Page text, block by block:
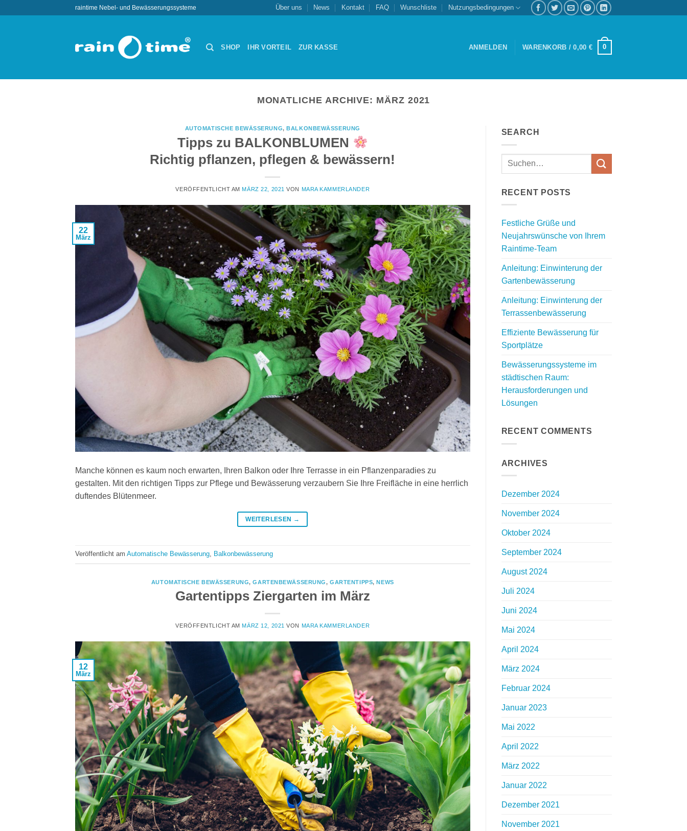
raintime Nebel- und Bewässerungssysteme Über uns News Kontakt FAQ Wunschliste Nutzungsbedingungen
SHOP IHR VORTEIL ZUR KASSE ANMELDEN WARENKORB /0,00 € 0
MONATLICHE ARCHIVE: MÄRZ 2021
AUTOMATISCHE BEWÄSSERUNG,BALKONBEWÄSSERUNG
Tipps zu BALKONBLUMEN
Richtig pflanzen, pflegen & bewässern!
VERÖFFENTLICHT AMMÄRZ 22, 2021 VON MARA KAMMERLANDER
22
März
Manche können es kaum noch erwarten, Ihren Balkon oder Ihre Terrasse in ein Pflanzenparadies zu
gestalten. Mit den richtigen Tipps zur Pflege und Bewässerung verzaubern Sie Ihre Freifläche in eine herrlich
duftendes Blütenmeer.
WEITERLESEN →
Veröffentlicht am Automatische Bewässerung Balkonbewässerung
AUTOMATISCHE BEWÄSSERUNG,GARTENBEWÄSSERUNG,GARTENTIPPS,NEWS
Gartentipps Ziergarten im März
VERÖFFENTLICHT AM MÄRZ 12, 2021 VON MARA KAMMERLANDER
12
März
SEARCH
RECENT POSTS
Festliche Grüße und
Neujahrswünsche von Ihrem
Raintime-Team
Anleitung: Einwinterung der
Gartenbewässerung
Anleitung: Einwinterung der
Terrassenbewässerung
Effiziente Bewässerung für
Sportplätze
Bewässerungssysteme im
städtischen Raum:
Herausforderungen und
Lösungen
RECENT COMMENTS
ARCHIVES
Dezember 2024
November 2024
Oktober 2024
September 2024
August 2024
Juli 2024
Juni 2024
Mai 2024
April 2024
März 2024
Februar 2024
Januar 2023
Mai 2022
April 2022
März 2022
Januar 2022
Dezember 2021
November 2021